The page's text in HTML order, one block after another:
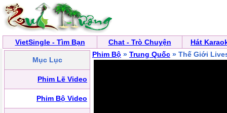
VietSingle - Tìm Bạn Chat - Trò Chuyện Hát
Mục Lục
Phim Lẽ Video
Phim Bộ Video
Phim Bộ » Trung Quốc » Thế Giới